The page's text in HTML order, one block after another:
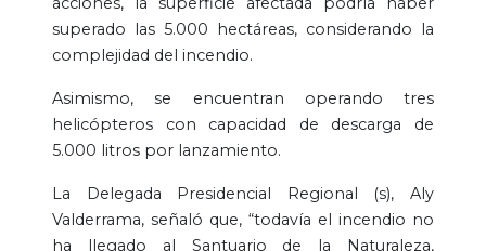
superado las 5.000 hectáreas, considerando la
complejidad del incendio.
Asimismo, se encuentran operando tres
helicópteros con capacidad de descarga de
5.000 litros por lanzamiento.
La Delegada Presidencial Regional (s), Aly
Valderrama, señaló que, “todavía el incendio no
ha llegado al Santuario de la Naturaleza,